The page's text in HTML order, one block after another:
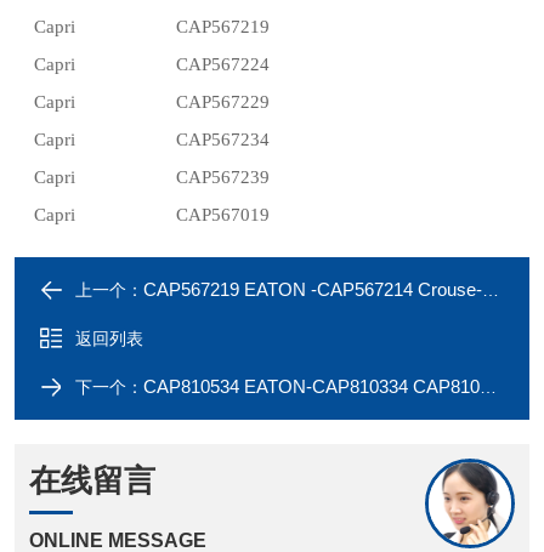
Capri
CAP567219
Capri
CAP567224
Capri
CAP567229
Capri
CAP567234
Capri
CAP567239
Capri
CAP567019
上一个： CAP567219 EATON -CAP567214 Crouse-Hinds Capri earth tag
返回列表
下一个： CAP810534 EATON-CAP810334 CAP810444 Eaton Capri clamping module
在线留言
ONLINE MESSAGE